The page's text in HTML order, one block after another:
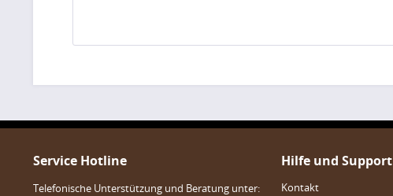
Service Hotline
Telefonische Unterstützung und Beratung unter:
Hilfe und Support
Kontakt